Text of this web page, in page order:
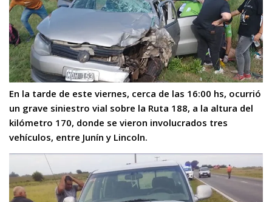
En la tarde de este viernes, cerca de las 16:00 hs, ocurrió
un grave siniestro vial sobre la Ruta 188, a la altura del
kilómetro 170, donde se vieron involucrados tres
vehículos, entre Junín y Lincoln.